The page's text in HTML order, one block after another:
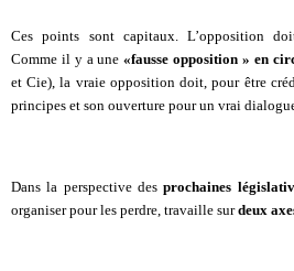
Ces points sont capitaux. L’opposition
Comme il y a une«fausse opposition » en
et Cie), la vraie opposition doit, pour être
principes et son ouverture pour un vrai
Dans la perspective desprochaines
organiser pour les perdre, travaille surdeux